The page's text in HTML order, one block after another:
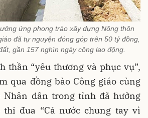
ứng phong trào xây dựng Nông thôn
đã tự nguyện đóng góp trên 50 tỷ đồng,
gần 157 nghìn ngày công lao động.
thần “yêu thương và phục vụ”,
qua đồng bào Công giáo cùng
Nhân dân trong tỉnh đã hưởng
đua “Cả nước chung tay vì